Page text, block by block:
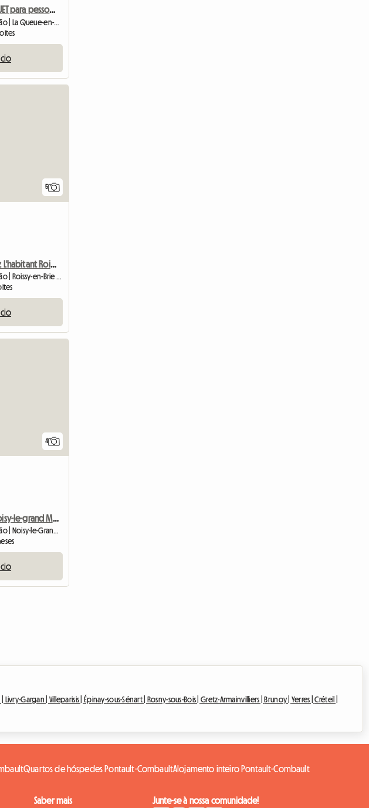
Quarto PARQUET para pessoa CUIDADOSA_Boa acomodação compartilhada para 3 pessoas
Quarto em casa do anfitrião | La Queue-en-Brie (94510) | 15 M2
5
Chambre Chez L'habitant Roissy En Brie
Quarto em casa do anfitrião | Roissy-en-Brie (77680) | 15 M2
4
Chambre à Noisy-le-grand Maison Moderne
Quarto em casa do anfitrião | Noisy-le-Grand (93160) | 12 M2
Livry-Gargan | Villeparisis | Épinay-sous-Sénart | Rosny-sous-Bois | Gretz-Armainvilliers | Brunoy | Yerres |Créteil |
Quartos de hóspedes Pontault-CombaultAlojamento inteiro Pontault-Combault
Saber mais Junte-se à nossa comunidade!